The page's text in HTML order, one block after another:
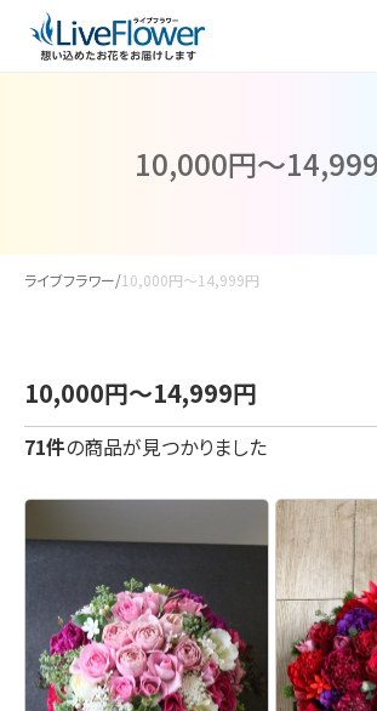
10,000円～
ライブフラワー/10,000円～14,999円
10,000円～14,999円
71件の商品が見つかりました